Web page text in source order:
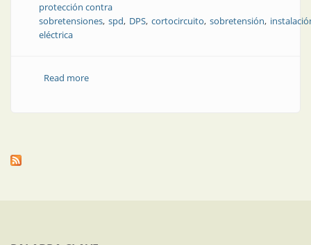
protección contra
sobretensiones spd DPS cortocircuito sobretensión
eléctrica
Read moreabout ¡Es este jueves! Wébinar gratuito sobre